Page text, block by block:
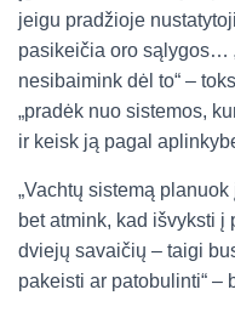
jeigu pradžioje
pasikeičia oro sąlygos…
nesibaimink dėl to“ –
„pradėk nuo sistemos,
ir keisk ją pagal
„Vachtų sistemą
bet atmink, kad išvyksti į
dviejų savaičių – taigi
pakeisti ar patobulinti“ –